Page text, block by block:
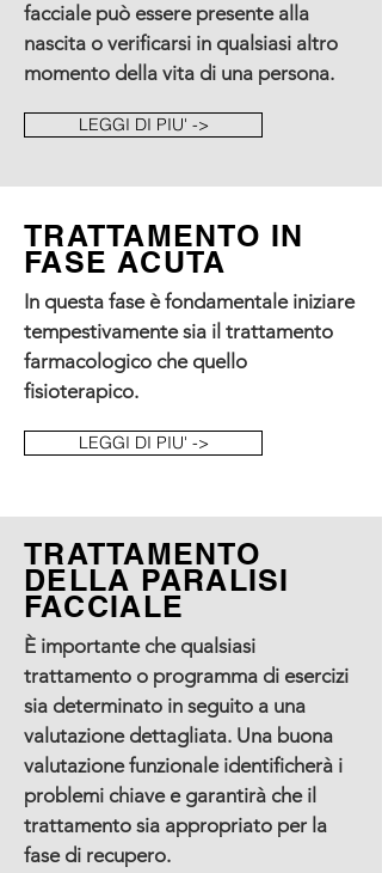
facciale può essere presente alla
nascita o verificarsi in qualsiasi altro
momento della vita di una persona.
LEGGI DI PIU' ->
TRATTAMENTO IN
FASE ACUTA
In questa fase è fondamentale iniziare
tempestivamente sia il trattamento
farmacologico che quello
fisioterapico.
LEGGI DI PIU' ->
TRATTAMENTO
DELLA PARALISI
FACCIALE
È importante che qualsiasi
trattamento o programma di esercizi
sia determinato in seguito a una
valutazione dettagliata. Una buona
valutazione funzionale identificherà i
problemi chiave e garantirà che il
trattamento sia appropriato per la
fase di recupero.